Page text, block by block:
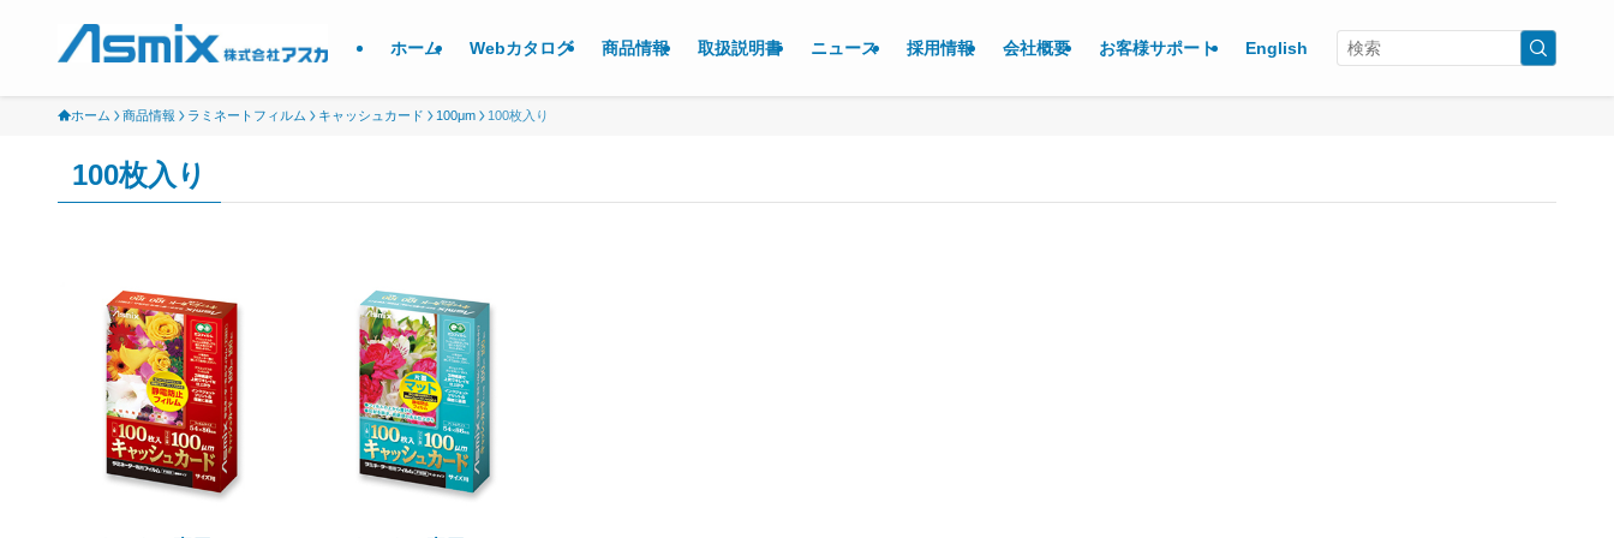
ホーム Webカタログ 商品情報 取扱説明書 ニュース 採用情報 会社概要 お客様サポート English
ホーム 商品情報 ラミネートフィルム キャッシュカード 100μm 100枚入り
100枚入り